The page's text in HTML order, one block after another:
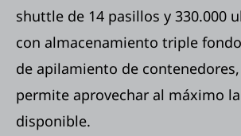
shuttle de 14 pasillos y 330.000
con almacenamiento triple
de apilamiento de
permite aprovechar al máximo
disponible.